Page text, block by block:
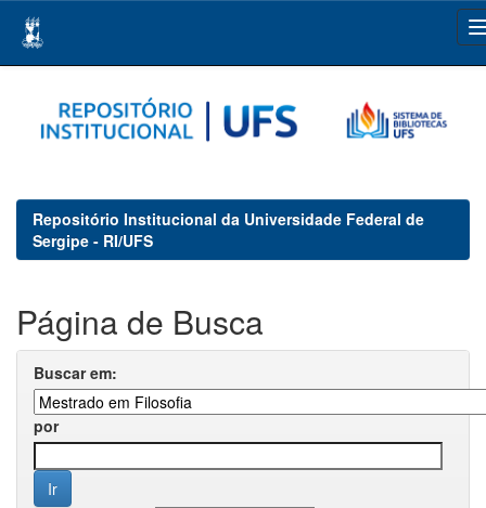
navigation
Repositório Institucional da Universidade Federal de
Sergipe - RI/UFS
Página de Busca
Buscar em:
por